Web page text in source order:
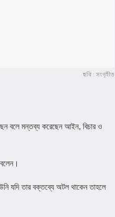
ছবি : সংগৃহীত
বলে মন্তব্য করেছেন আইন, বিচার ও
যদি তার বক্তব্যে অটল থাকেন তাহলে